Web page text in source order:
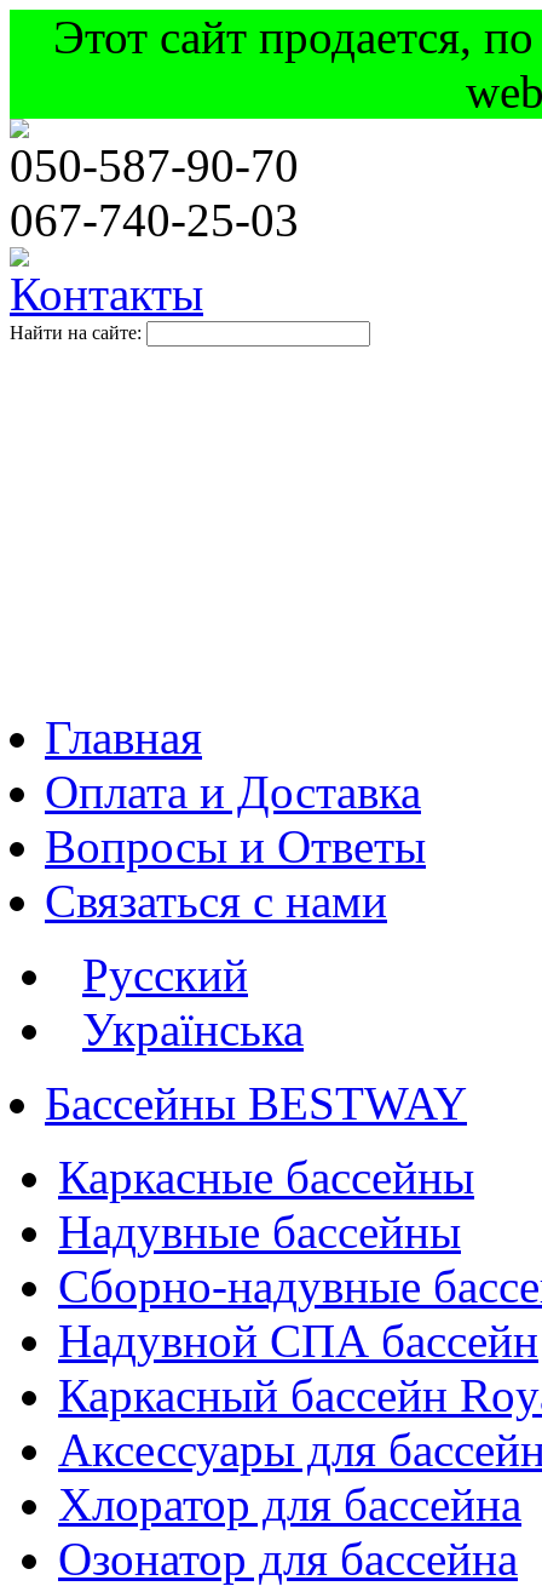
Этот сайт продается,
050-587-90-70
067-740-25-03
Контакты
Найти на сайте:
Главная
Оплата и Доставка
Вопросы и Ответы
Связаться с нами
Русский
Українська
Бассейны BESTWAY
Каркасные бассейны
Надувные бассейны
Сборно-надувные
Надувной СПА бассейн
Каркасный бассейн
Аксессуары для
Хлоратор для бассейна
Озонатор для бассейна